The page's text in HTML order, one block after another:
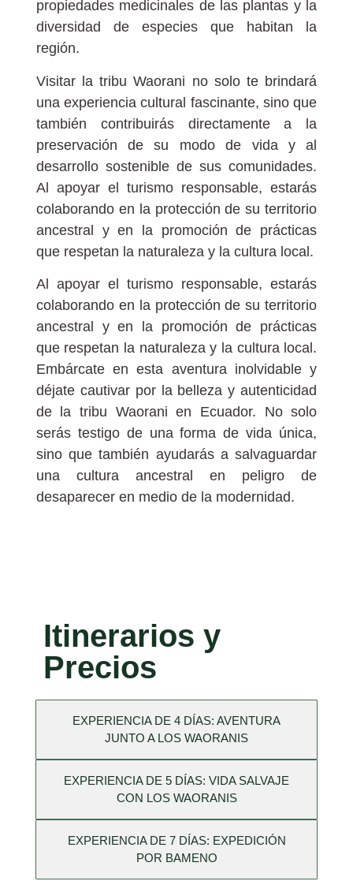
propiedades medicinales de las plantas y la
diversidad de especies que habitan la
región.
Visitar la tribu Waorani no solo te brindará
una experiencia cultural fascinante, sino que
también contribuirás directamente a la
preservación de su modo de vida y al
desarrollo sostenible de sus comunidades.
Al apoyar el turismo responsable, estarás
colaborando en la protección de su territorio
ancestral y en la promoción de prácticas
que respetan la naturaleza y la cultura local.
Al apoyar el turismo responsable, estarás
colaborando en la protección de su territorio
ancestral y en la promoción de prácticas
que respetan la naturaleza y la cultura local.
Embárcate en esta aventura inolvidable y
déjate cautivar por la belleza y autenticidad
de la tribu Waorani en Ecuador. No solo
serás testigo de una forma de vida única,
sino que también ayudarás a salvaguardar
una cultura ancestral en peligro de
desaparecer en medio de la modernidad.
Itinerarios y
Precios
EXPERIENCIA DE 4 DÍAS: AVENTURA
JUNTO A LOS WAORANIS
EXPERIENCIA DE 5 DÍAS: VIDA SALVAJE
CON LOS WAORANIS
EXPERIENCIA DE 7 DÍAS: EXPEDICIÓN
POR BAMENO